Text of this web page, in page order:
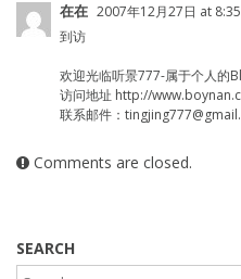
在在 2007年12月27日 at
到访
欢迎光临听景777-属于个人的
访问地址 http://
联系邮件：
Comments are closed.
SEARCH